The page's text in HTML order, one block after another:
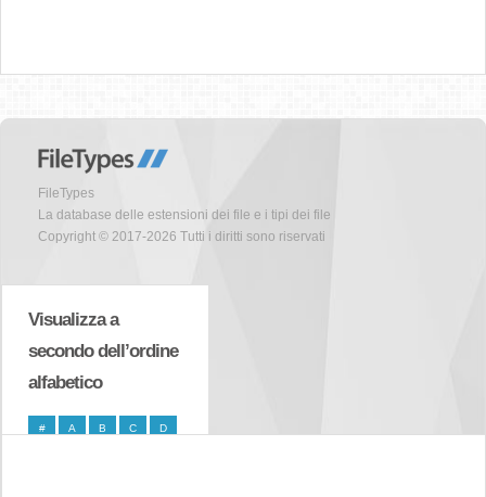
FileTypes
La database delle estensioni dei file e i tipi dei file
Copyright © 2017-2026 Tutti i diritti sono riservati
Visualizza a
secondo dell’ordine
alfabetico
# A B C D